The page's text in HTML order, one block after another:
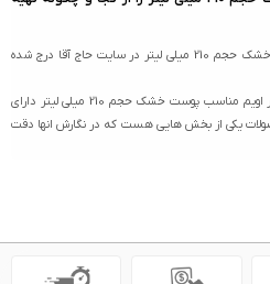
ویژگی های میسلار واتر اویم مناسب پوست خشک حجم 210 میلی لیتر در سایت حاج آقا درج شده
تمامی محصولات حاج آقا از جمله میسلار واتر اویم مناسب پوست خشک حجم 210 میلی لیتر دارای
یکی از بخش هایی هست که در نگارش انها دقت